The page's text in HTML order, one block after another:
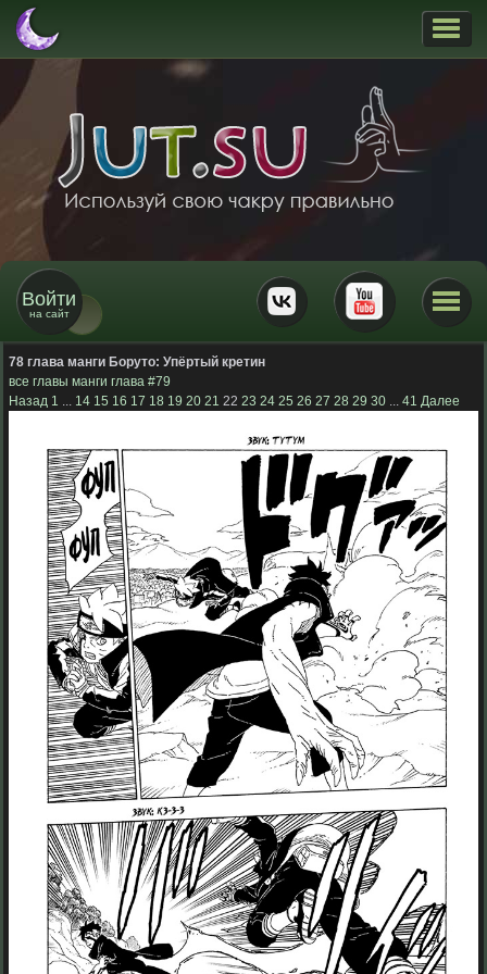
Войти
на сайт
78 глава манги Боруто: Упёртый кретин
все главы манги глава #79
Назад 1 ... 14 15 16 17 18 19 20 21 22 23 24 25 26 27 28 29 30 ... 41 Далее